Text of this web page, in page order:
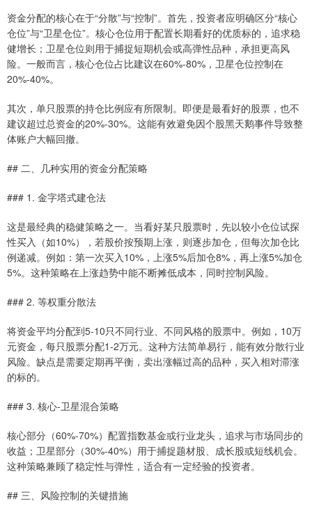
资金分配的核心在于“分散”与“控制”。首先，投资者应明确区分“核心
仓位”与“卫星仓位”。核心仓位用于配置长期看好的优质标的，追求稳
健增长；卫星仓位则用于捕捉短期机会或高弹性品种，承担更高风
险。一般而言，核心仓位占比建议在60%-80%，卫星仓位控制在
20%-40%。
其次，单只股票的持仓比例应有所限制。即便是最看好的股票，也不
建议超过总资金的20%-30%。这能有效避免因个股黑天鹅事件导致整
体账户大幅回撤。
## 二、几种实用的资金分配策略
### 1. 金字塔式建仓法
这是最经典的稳健策略之一。当看好某只股票时，先以较小仓位试探
性买入（如10%），若股价按预期上涨，则逐步加仓，但每次加仓比
例递减。例如：第一次买入10%，上涨5%后加仓8%，再上涨5%加仓
5%。这种策略在上涨趋势中能不断摊低成本，同时控制风险。
### 2. 等权重分散法
将资金平均分配到5-10只不同行业、不同风格的股票中。例如，10万
元资金，每只股票分配1-2万元。这种方法简单易行，能有效分散行业
风险。缺点是需要定期再平衡，卖出涨幅过高的品种，买入相对滞涨
的标的。
### 3. 核心-卫星混合策略
核心部分（60%-70%）配置指数基金或行业龙头，追求与市场同步的
收益；卫星部分（30%-40%）用于捕捉题材股、成长股或短线机会。
这种策略兼顾了稳定性与弹性，适合有一定经验的投资者。
## 三、风险控制的关键措施